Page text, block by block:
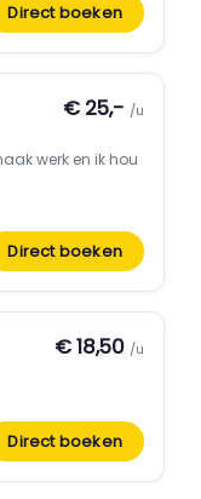
Direct boeken
€ 25,- /u
werk en ik hou
Direct boeken
€ 18,50 /u
Direct boeken